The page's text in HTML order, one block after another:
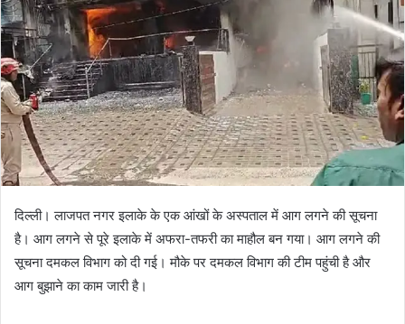
दिल्ली। लाजपत नगर इलाके के एक आंखों के अस्पताल में आग लगने की सूचना
है। आग लगने से पूरे इलाके में अफरा-तफरी का माहौल बन गया। आग लगने की
सूचना दमकल विभाग को दी गई। मौके पर दमकल विभाग की टीम पहुंची है और
आग बुझाने का काम जारी है।